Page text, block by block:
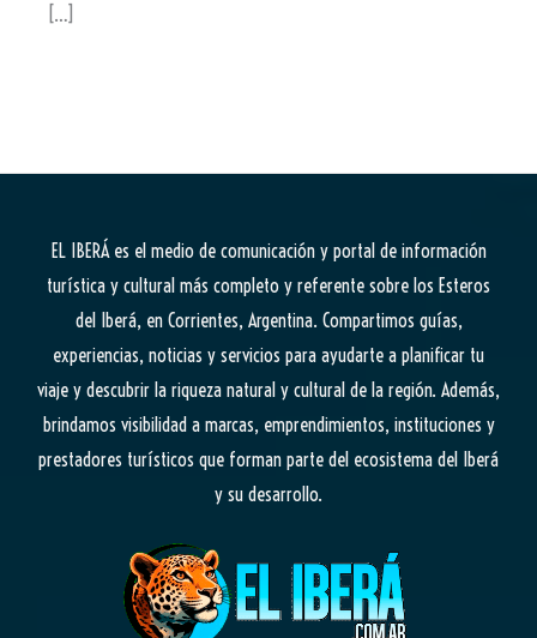
[…]
EL IBERÁes el medio de comunicación y portal de información
turística y cultural más completo y referente sobre los Esteros
del Iberá, en Corrientes, Argentina. Compartimos guías,
experiencias, noticias y servicios para ayudarte a planificar tu
viaje y descubrir la riqueza natural y cultural de la región. Además,
brindamos visibilidad a marcas, emprendimientos, instituciones y
prestadores turísticos que forman parte del ecosistema del Iberá
y su desarrollo.